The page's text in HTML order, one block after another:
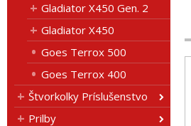
Gladiator X450 Gen. 2
Gladiator X450
Goes Terrox 500
Goes Terrox 400
Štvorkolky Príslušenstvo
Prilby